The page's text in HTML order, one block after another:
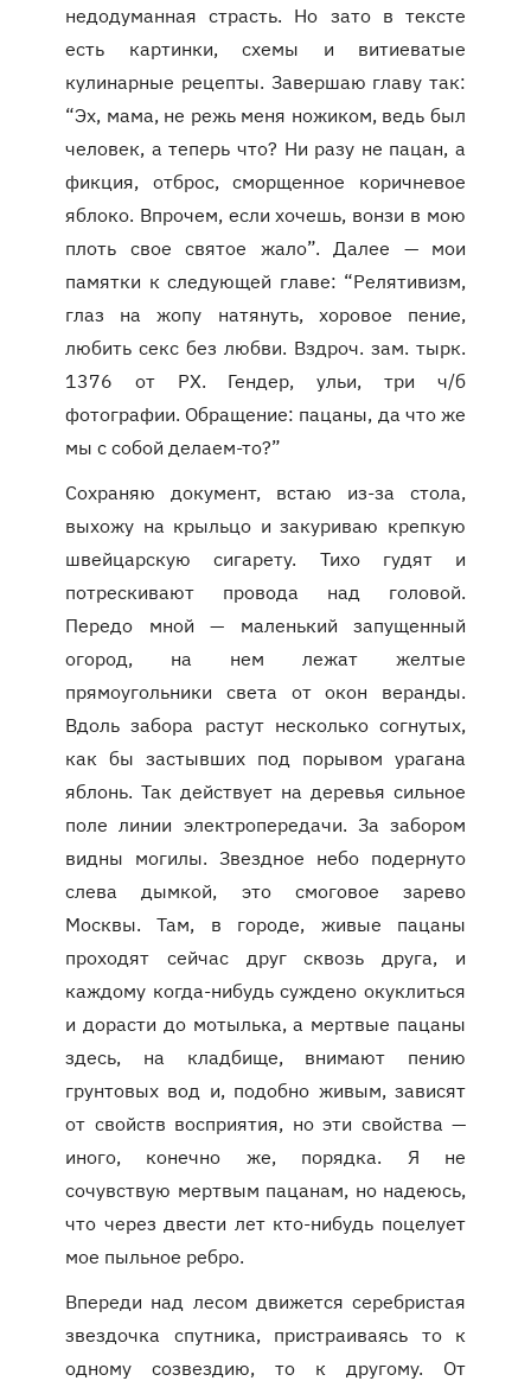
недодуманная страсть. Но зато в тексте
есть картинки, схемы и витиеватые
кулинарные рецепты. Завершаю главу так:
“Эх, мама, не режь меня ножиком, ведь был
человек, а теперь что? Ни разу не пацан, а
фикция, отброс, сморщенное коричневое
яблоко. Впрочем, если хочешь, вонзи в мою
плоть свое святое жало”. Далее — мои
памятки к следующей главе: “Релятивизм,
глаз на жопу натянуть, хоровое пение,
любить секс без любви. Вздроч. зам. тырк.
1376 от РХ. Гендер, ульи, три ч/б
фотографии. Обращение: пацаны, да что же
мы с собой делаем-то?”
Сохраняю документ, встаю из-за стола,
выхожу на крыльцо и закуриваю крепкую
швейцарскую сигарету. Тихо гудят и
потрескивают провода над головой.
Передо мной — маленький запущенный
огород, на нем лежат желтые
прямоугольники света от окон веранды.
Вдоль забора растут несколько согнутых,
как бы застывших под порывом урагана
яблонь. Так действует на деревья сильное
поле линии электропередачи. За забором
видны могилы. Звездное небо подернуто
слева дымкой, это смоговое зарево
Москвы. Там, в городе, живые пацаны
проходят сейчас друг сквозь друга, и
каждому когда-нибудь суждено окуклиться
и дорасти до мотылька, а мертвые пацаны
здесь, на кладбище, внимают пению
грунтовых вод и, подобно живым, зависят
от свойств восприятия, но эти свойства —
иного, конечно же, порядка. Я не
сочувствую мертвым пацанам, но надеюсь,
что через двести лет кто-нибудь поцелует
мое пыльное ребро.
Впереди над лесом движется серебристая
звездочка спутника, пристраиваясь то к
одному созвездию, то к другому. От